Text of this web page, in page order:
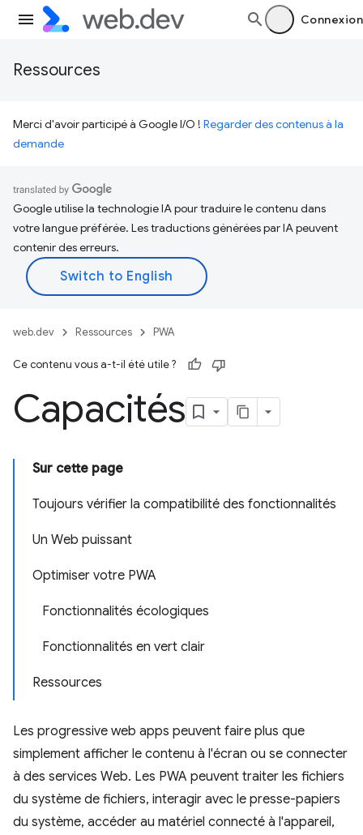
Connexion
Ressources
Merci d'avoir participé à Google I/O ! Regarder des contenus à la
demande
Google utilise la technologie IA pour traduire le contenu dans
votre langue préférée. Les traductions générées par IA peuvent
contenir des erreurs.
web.dev Ressources PWA
Ce contenu vous a-t-il été utile ?
Capacités
Sur cette page
Toujours vérifier la compatibilité des fonctionnalités
Un Web puissant
Optimiser votre PWA
Fonctionnalités écologiques
Fonctionnalités en vert clair
Ressources
Les progressive web apps peuvent faire plus que
simplement afficher le contenu à l'écran ou se connecter
à des services Web. Les PWA peuvent traiter les fichiers
du système de fichiers, interagir avec le presse-papiers
du système, accéder au matériel connecté à l'appareil,